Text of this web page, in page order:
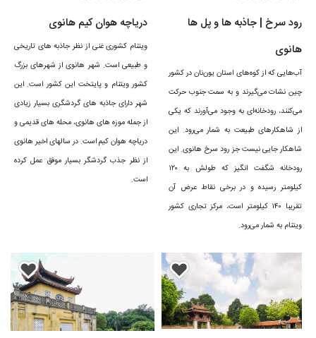
غذاهای هانوی
هانوی پایتخت ویتنام مجموعه‌ای از غذاهای لذیذ این کشور جنوب شرقی آسیا
را در رستوران ها و غذاخوری هایش به شما عرضه می‌کند. غذاهایی همچون
بی بی کیو خیابانی، گوی کوان، بان ژو، فو، بان می، بون چا هانوی و چاکا که
زمان مناسب سفر به هانوی
هانوی در بخش شمال و کوهستانی کشور ویتنام جای گرفته است. در شهر
تر است. به همین دلیل نیمه پاییز تا اوایل بهار هر سال، بهترین زمان برای
تجربه هانوی پایتخت ویتنام است.
رود سرخ | جاذبه ها و پل ها
هانوی
آب‌هایی که از کوه‌های استان یون‌نان در کشور
چین نشات می‌گیرند و به سمت جنوب حرکت
می‌کنند، رودخانه‌ای به وجود می‌آورند که یکی
از شاهکارهای طبیعت به شمار می‌رود. این
شاهکار جایی نیست جز رود سرخ هانوی. این
رودخانه شگفت انگیز که طولش به ۱۲۰
کیلومتر رسیده و در برخی نقاط عرض آن
تقریبا ۱۴۰ کیلومتر است، مرکز تجاری کشور
ویتنام به شمار می‌رود.
دریاچه هوان کیم هانوی
ویتنام کشوری غنی از نظر جاذبه های تاریخی
و طبیعی است. شهر هانوی از شهرهای بزرگ
کشور ویتنام و پایتخت این کشور است. این
شهر دارای جاذبه های گردشگری بسیار زیادی
از جمله موزه های هانوی، محله های قدیمی و
دریاچه هوان کیم است. در سالهای اخیر هانوی
از نظر جذب گردشگر بسیار موفق عمل کرده
است.